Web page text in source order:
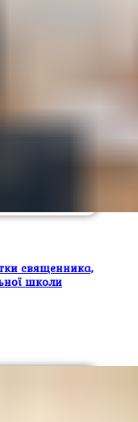
священника,
школи